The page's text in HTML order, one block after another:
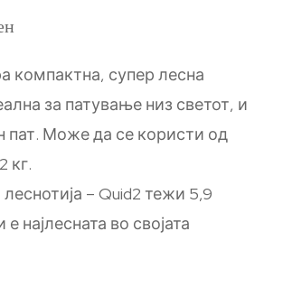
компактна, супер лесна
за патување низ светот, и
пат. Може да се користи од
кг.
– Quid2 тежи 5,9
најлесната во својата